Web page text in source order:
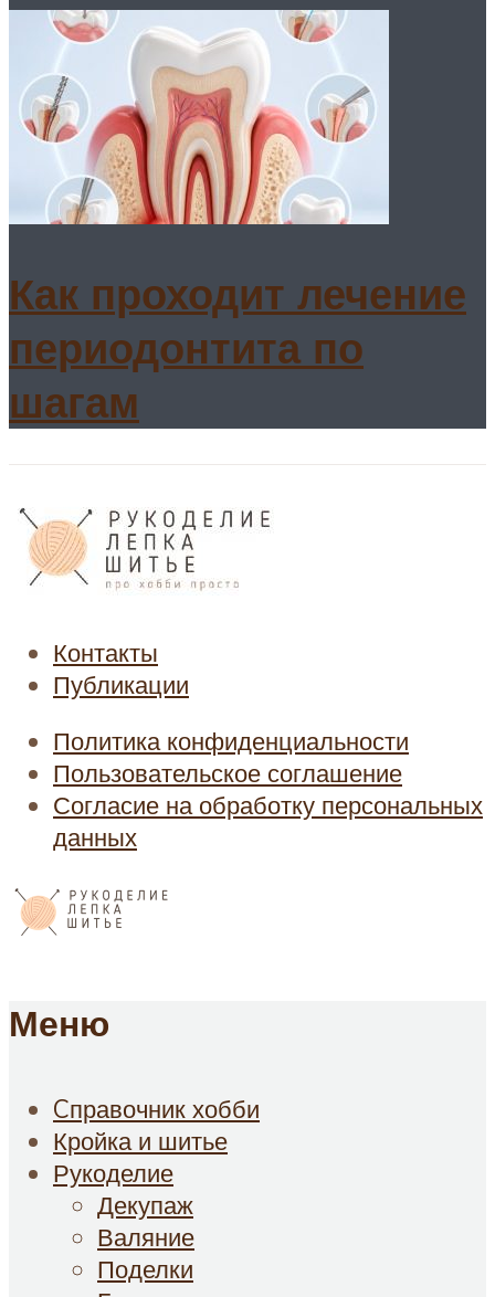
Как проходит лечение
периодонтита по
шагам
Контакты
Публикации
Политика конфиденциальности
Пользовательское соглашение
Согласие на обработку персональных
данных
Меню
Cправочник хобби
Кройка и шитье
Рукоделие
Декупаж
Валяние
Поделки